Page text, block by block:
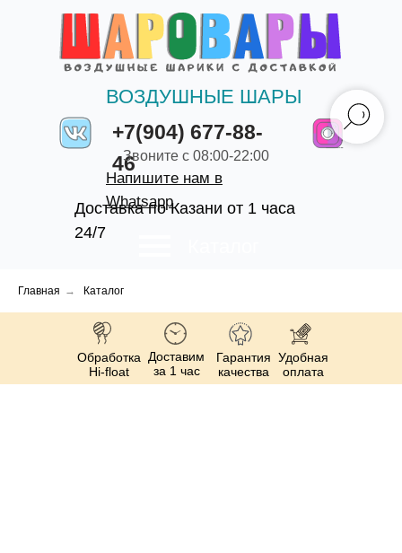
+7(904) 677-88-
46
ВОЗДУШНЫЕ ШАРЫ
Доставка по Казани от 1 часа
24/7
Звоните с 08:00-22:00
Напишите нам в
Whatsapp
Главная → Каталог
Обработка
Hi-float
Доставим
за 1 час
Гарантия
качества
Удобная
оплата